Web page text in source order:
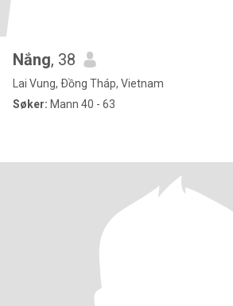
Nắng, 38
Lai Vung, Ðồng Tháp, Vietnam
Søker: Mann 40 - 63